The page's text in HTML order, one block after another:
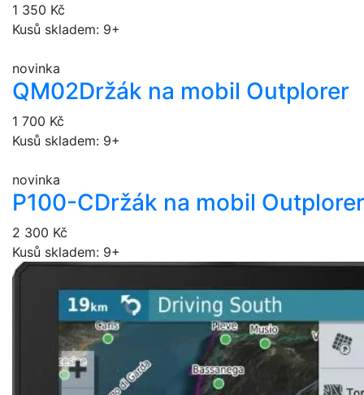
1 350 Kč
Kusů skladem: 9+
novinka
QM02Držák na mobil Outplorer
1 700 Kč
Kusů skladem: 9+
novinka
P100-CDržák na mobil
2 300 Kč
Kusů skladem: 9+